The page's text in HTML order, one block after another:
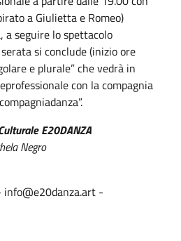
a Giulietta e Romeo)
a seguire lo spettacolo
si conclude (inizio ore
e plurale” che vedrà in
con la compagnia
E20DANZA
Negro
-